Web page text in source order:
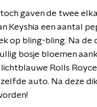
gaven de twee
Keyshia een aantal
op bling-bling. Na
bosje bloemen
Rolls
auto. Na deze